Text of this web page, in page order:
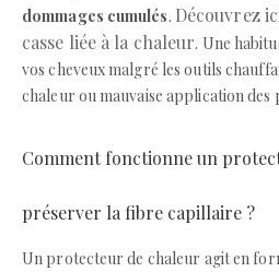
dommages cumulés. Découvrez
casse liée à la chaleur. Une
vos cheveux malgré les outils
chaleur ou mauvaise application des
Comment fonctionne un
préserver la fibre capillaire ?
Un protecteur de chaleur agit en